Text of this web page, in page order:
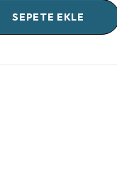
SEPETE EKLE